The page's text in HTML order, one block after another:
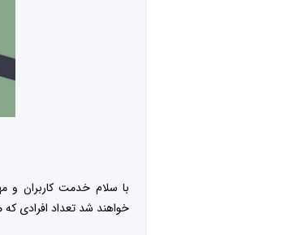
با سلام خدمت کاربران و
خواهند شد تعداد افرادی که